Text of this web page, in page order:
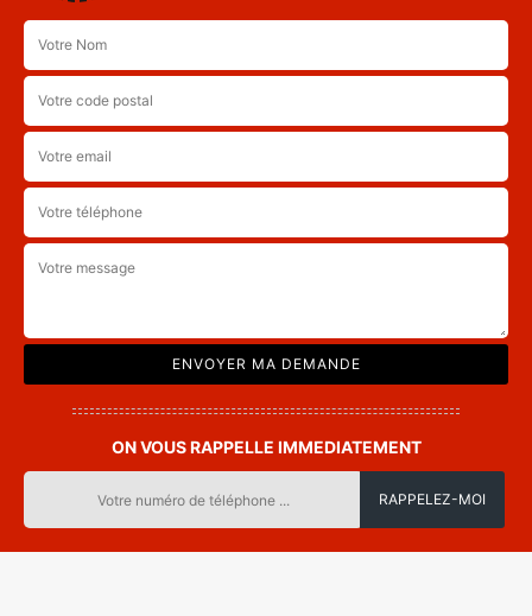
ON VOUS RAPPELLE IMMEDIATEMENT